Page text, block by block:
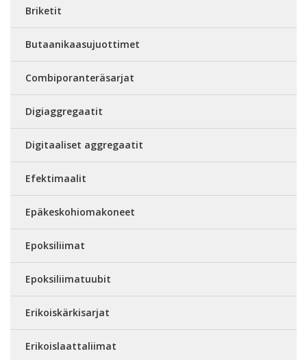
Briketit
Butaanikaasujuottimet
Combiporanteräsarjat
Digiaggregaatit
Digitaaliset aggregaatit
Efektimaalit
Epäkeskohiomakoneet
Epoksiliimat
Epoksiliimatuubit
Erikoiskärkisarjat
Erikoislaattaliimat